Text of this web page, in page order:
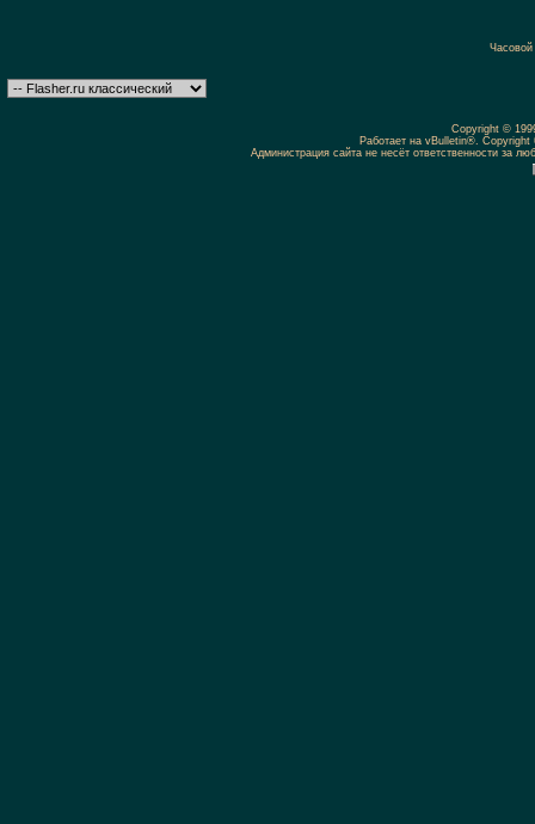
Copyright ©
Работает на vBulletin®.
Администрация сайта не несёт ответственности за